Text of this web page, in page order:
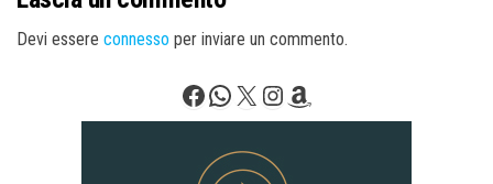
Devi essere connesso per inviare un commento.
Facebook
WhatsApp
X Instagram
Amazon